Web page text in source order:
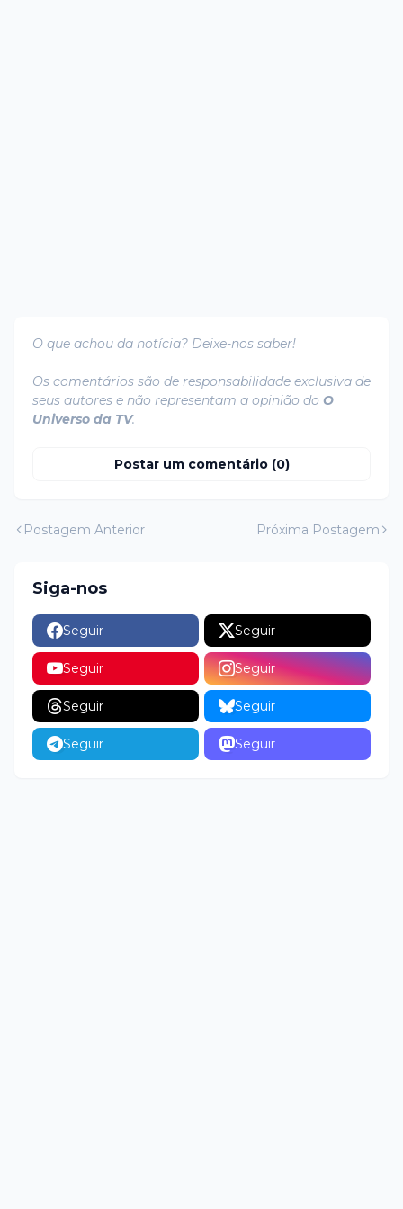
O que achou da notícia? Deixe-nos saber!
Os comentários são de responsabilidade exclusiva de
seus autores e não representam a opinião do O
Universo da TV.
Postar um comentário (0)
Postagem Anterior Próxima Postagem
Siga-nos
Seguir Seguir
Seguir Seguir
Seguir Seguir
Seguir Seguir